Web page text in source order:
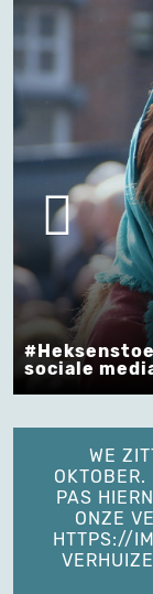
sociale
WE
OKTOBER.
PAS
ONZE
HTTPS://